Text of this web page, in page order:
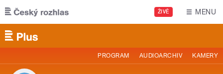
Přejít k hlavnímu obsahu
ŽIVĚ MENU
PROGRAM AUDIOARCHIV KAMERY